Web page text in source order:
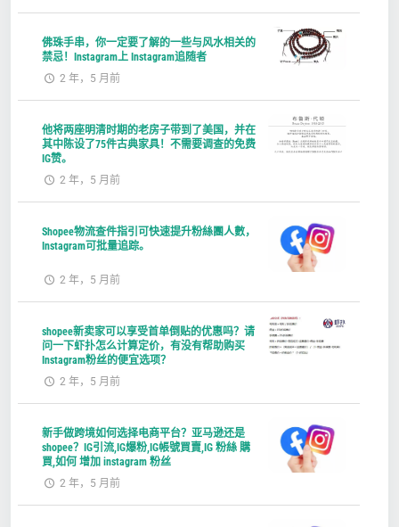
佛珠手串，你一定要了解的一些与风水相关的
禁忌！Instagram上 Instagram追随者
2 年，5 月前
他将两座明清时期的老房子带到了美国，并在
其中陈设了75件古典家具！不需要调查的免费
IG赞。
2 年，5 月前
Shopee物流查件指引可快速提升粉絲團人數，
Instagram可批量追踪。
2 年，5 月前
shopee新卖家可以享受首单倒贴的优惠吗？请
问一下虾扑怎么计算定价，有没有帮助购买
Instagram粉丝的便宜选项？
2 年，5 月前
新手做跨境如何选择电商平台？亚马逊还是
shopee？IG引流,IG爆粉,IG帳號買賣,IG 粉絲 購
買,如何 增加 instagram 粉丝
2 年，5 月前